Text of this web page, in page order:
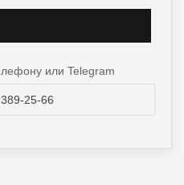
или Telegram
25-66